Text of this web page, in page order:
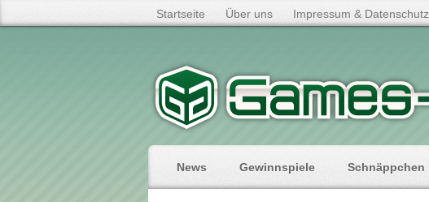
Startseite Über uns Impressum & Datenschutz
News Gewinnspiele Schnäppchen